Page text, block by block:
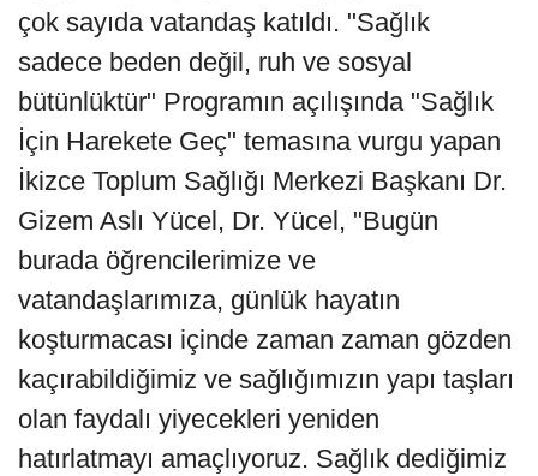
çok sayıda vatandaş katıldı. "Sağlık
sadece beden değil, ruh ve sosyal
bütünlüktür" Programın açılışında "Sağlık
İçin Harekete Geç" temasına vurgu yapan
İkizce Toplum Sağlığı Merkezi Başkanı Dr.
Gizem Aslı Yücel, Dr. Yücel, "Bugün
burada öğrencilerimize ve
vatandaşlarımıza, günlük hayatın
koşturmacası içinde zaman zaman gözden
kaçırabildiğimiz ve sağlığımızın yapı taşları
olan faydalı yiyecekleri yeniden
hatırlatmayı amaçlıyoruz. Sağlık dediğimiz